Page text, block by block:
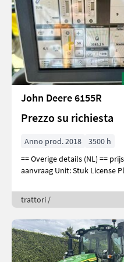
John Deere 6155R
Prezzo su richiesta
Anno prod. 2018
3500 h
== Overige details (NL) == prijs: Prijs op
aanvraag Unit: Stuk License
trattori /